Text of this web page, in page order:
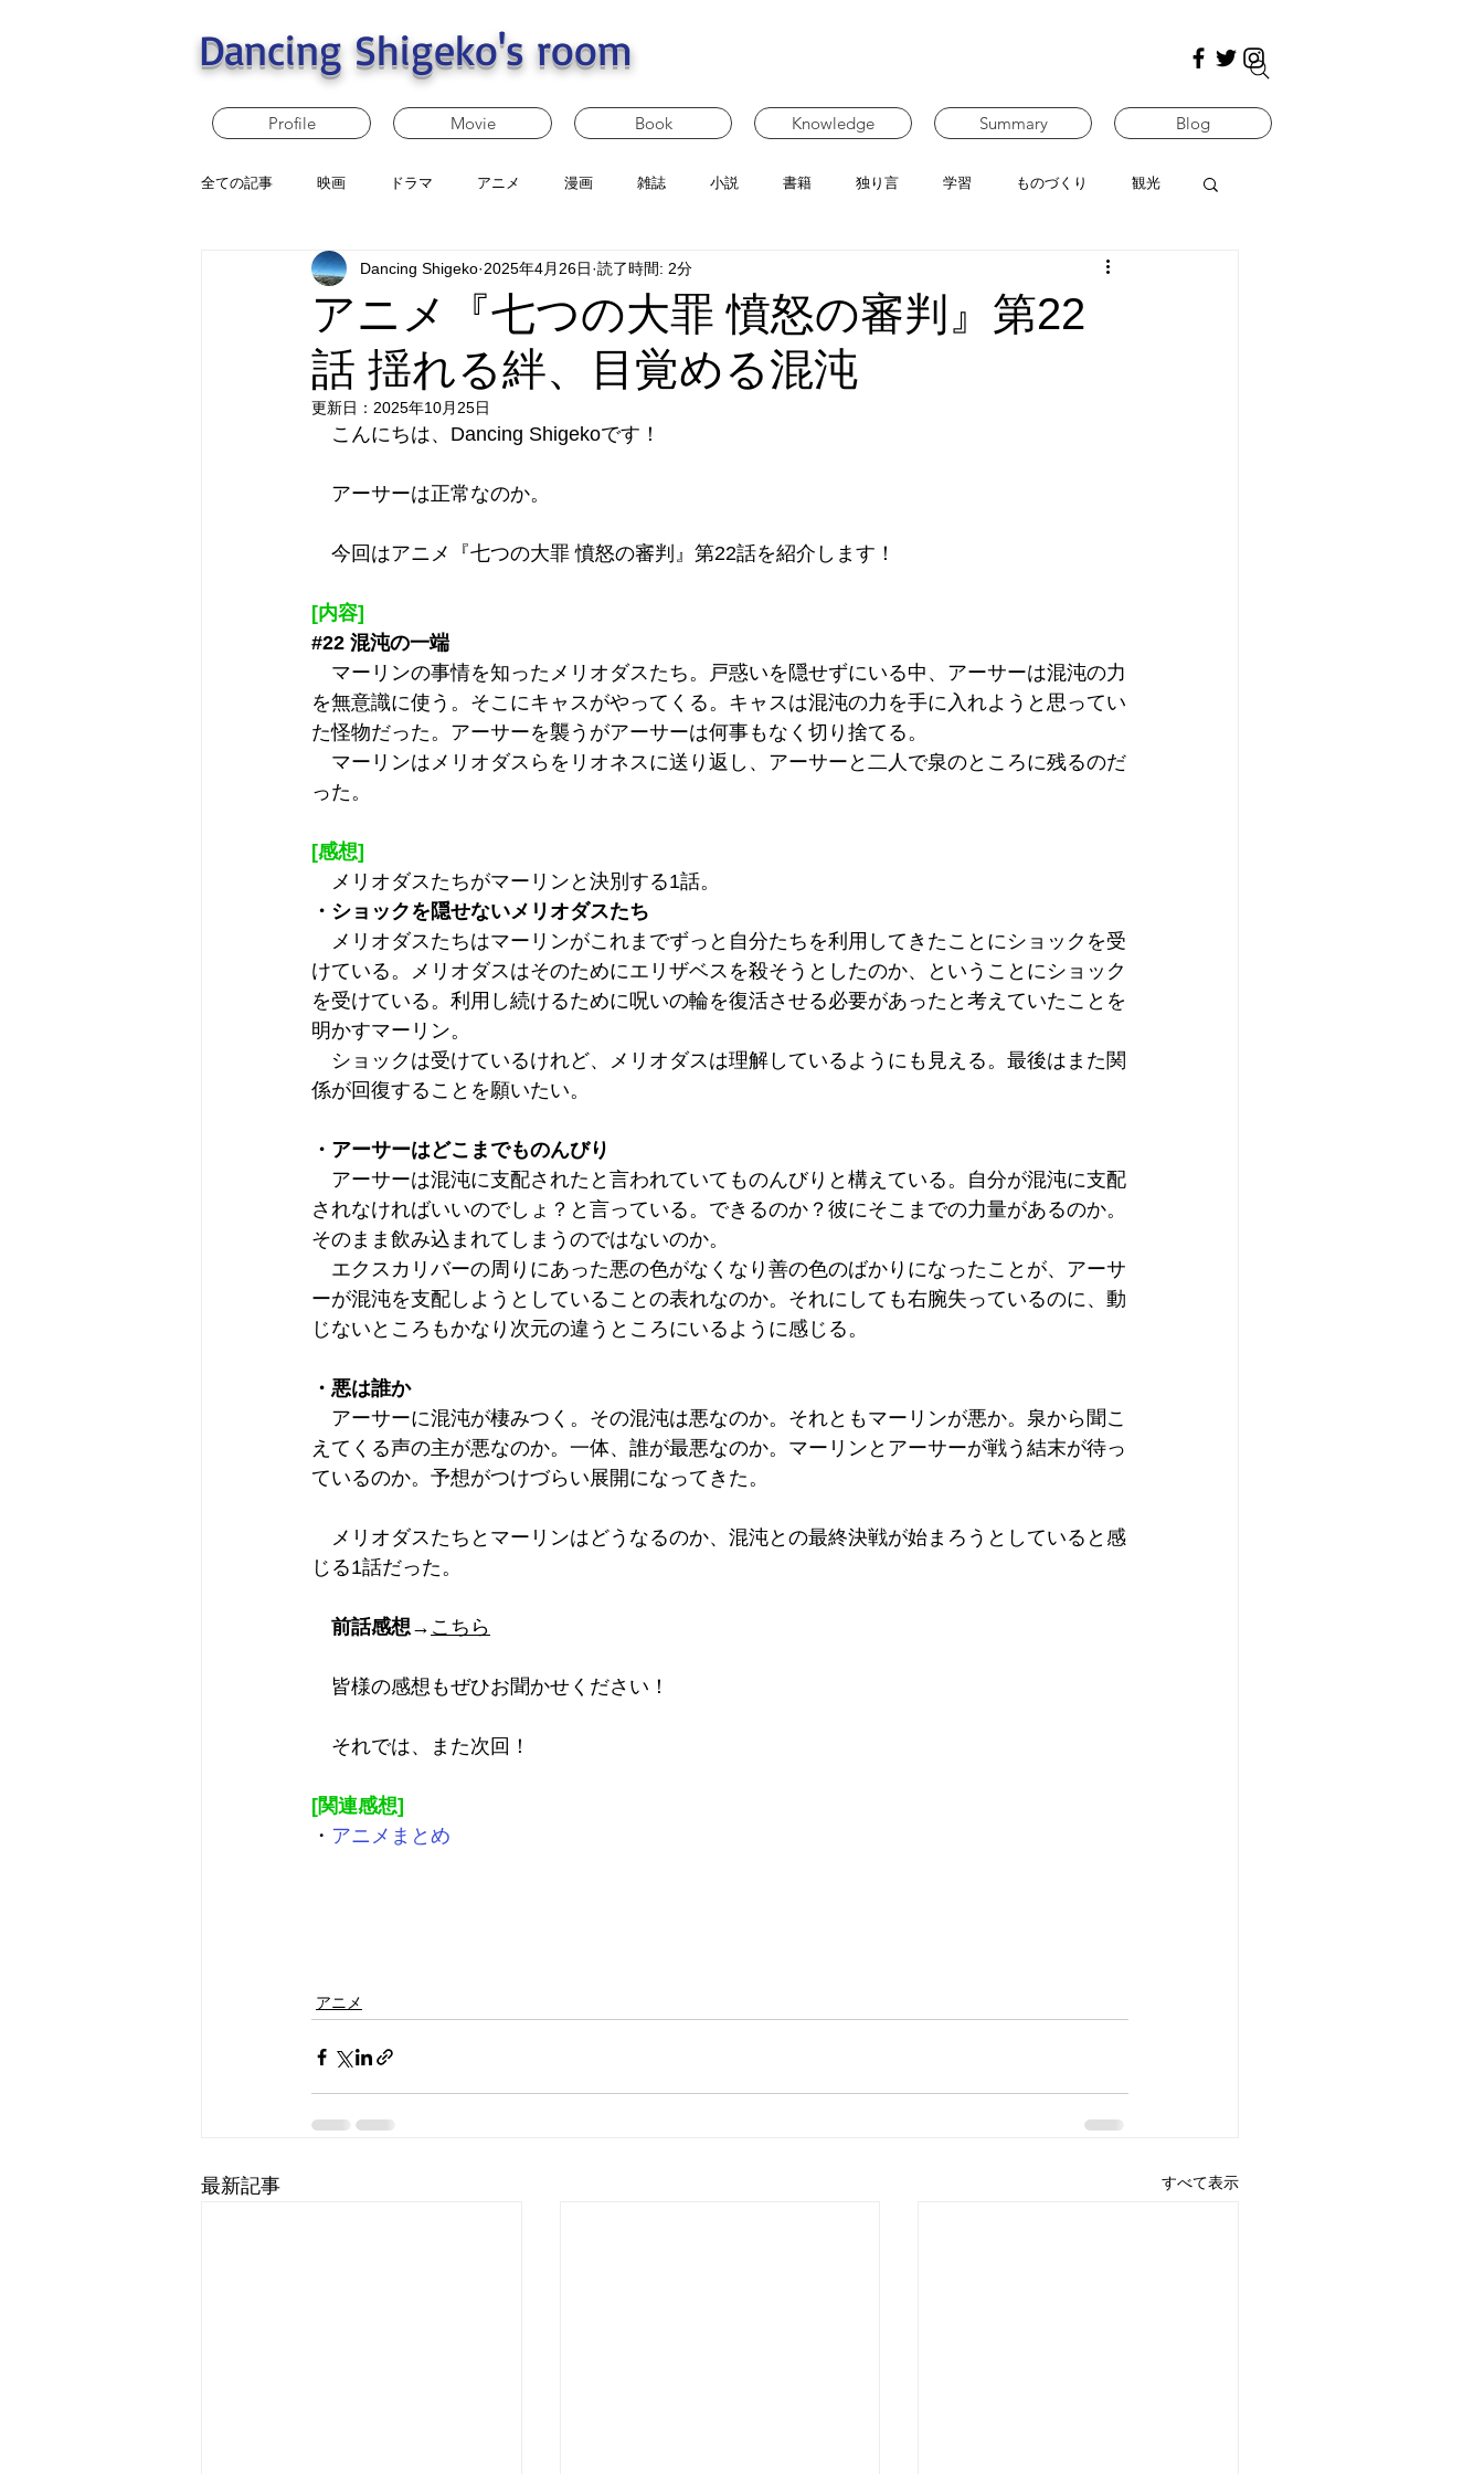
Dancing Shigeko's room
Profile Movie Book Knowledge Summary Blog
全ての記事 映画 ドラマ アニメ 漫画 雑誌 小説 書籍 独り言 学習 ものづくり 観光
アニメ『七つの大罪 憤怒の審判』第22
話 揺れる絆、目覚める混沌
Dancing Shigeko 2025年4月26日 読了時間: 2分
更新日： 2025年10月25日
こんにちは、Dancing Shigekoです！
アーサーは正常なのか。
今回はアニメ『七つの大罪 憤怒の審判』第22話を紹介します！
[内容]
#22 混沌の一端
マーリンの事情を知ったメリオダスたち。戸惑いを隠せずにいる中、アーサーは混沌の力
を無意識に使う。そこにキャスがやってくる。キャスは混沌の力を手に入れようと思ってい
た怪物だった。アーサーを襲うがアーサーは何事もなく切り捨てる。
マーリンはメリオダスらをリオネスに送り返し、アーサーと二人で泉のところに残るのだ
った。
[感想]
メリオダスたちがマーリンと決別する1話。
・ショックを隠せないメリオダスたち
メリオダスたちはマーリンがこれまでずっと自分たちを利用してきたことにショックを受
けている。メリオダスはそのためにエリザベスを殺そうとしたのか、ということにショック
を受けている。利用し続けるために呪いの輪を復活させる必要があったと考えていたことを
明かすマーリン。
ショックは受けているけれど、メリオダスは理解しているようにも見える。最後はまた関
係が回復することを願いたい。
・アーサーはどこまでものんびり
アーサーは混沌に支配されたと言われていてものんびりと構えている。自分が混沌に支配
されなければいいのでしょ？と言っている。できるのか？彼にそこまでの力量があるのか。
そのまま飲み込まれてしまうのではないのか。
エクスカリバーの周りにあった悪の色がなくなり善の色のばかりになったことが、アーサ
ーが混沌を支配しようとしていることの表れなのか。それにしても右腕失っているのに、動
じないところもかなり次元の違うところにいるように感じる。
・悪は誰か
アーサーに混沌が棲みつく。その混沌は悪なのか。それともマーリンが悪か。泉から聞こ
えてくる声の主が悪なのか。一体、誰が最悪なのか。マーリンとアーサーが戦う結末が待っ
ているのか。予想がつけづらい展開になってきた。
メリオダスたちとマーリンはどうなるのか、混沌との最終決戦が始まろうとしていると感
じる1話だった。
前話感想→ こちら
皆様の感想もぜひお聞かせください！
それでは、また次回！
[関連感想]
・ アニメまとめ
アニメ
最新記事 すべて表示